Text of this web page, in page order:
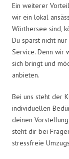
Ein weiterer
wir ein lokal
Wörthersee sind,
Du sparst nicht
Service. Denn wir
sich bringt und
anbieten.
Bei uns steht der
individuellen
deinen
steht dir bei
stressfreie